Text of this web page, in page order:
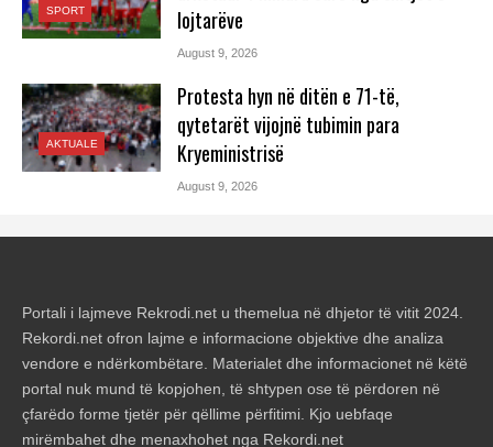
SPORT
lojtarëve
August 9, 2026
AKTUALE
Protesta hyn në ditën e 71-të,
qytetarët vijojnë tubimin para
Kryeministrisë
August 9, 2026
Portali i lajmeve Rekrodi.net u themelua në dhjetor të vitit 2024.
Rekordi.net ofron lajme e informacione objektive dhe analiza
vendore e ndërkombëtare. Materialet dhe informacionet në këtë
portal nuk mund të kopjohen, të shtypen ose të përdoren në
çfarëdo forme tjetër për qëllime përfitimi. Kjo uebfaqe
mirëmbahet dhe menaxhohet nga Rekordi.net